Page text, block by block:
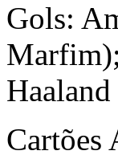
Gols:
Cartões